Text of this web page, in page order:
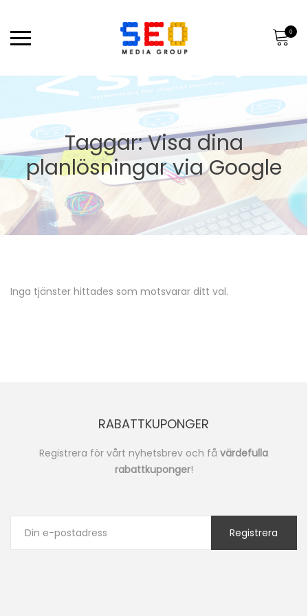
0
Taggar: Visa dina
planlösningar via Google
Inga tjänster hittades som motsvarar ditt val.
RABATTKUPONGER
Registrera för vårt nyhetsbrev och få värdefulla
rabattkuponger!